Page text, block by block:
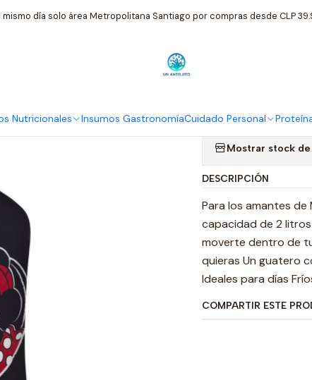
Nutricionales Insumos GastronomíaCuidado Personal
día solo área Metropolitana Santiago por compras desde CLP
Personal Bolsa de Agua Caliente 2Lt. Negro Minnie Mickey
Bolsa de
Mostrar stock
DESCRIPCIÓN
Para los amantes
capacidad de 2
moverte dentro de
quieras Un guatero
Ideales para días
COMPARTIR ESTE